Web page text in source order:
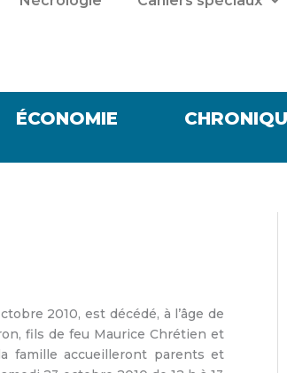
ÉCONOMIE
2010, est décédé, à l’âge de
fils de feu Maurice Chrétien et
famille accueilleront parents et